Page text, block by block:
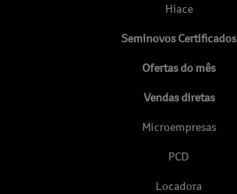
Hiace
Seminovos Certificados
Ofertas do mês
Vendas diretas
Microempresas
PCD
Locadora